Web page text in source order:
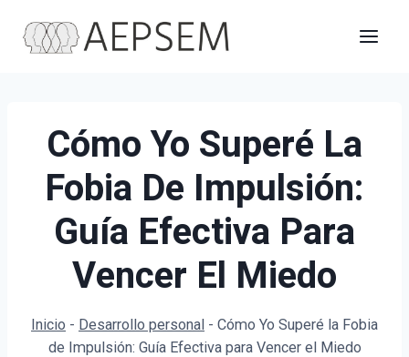
Cómo Yo Superé La
Fobia De Impulsión:
Guía Efectiva Para
Vencer El Miedo
Inicio - Desarrollo personal - Cómo Yo Superé la Fobia
de Impulsión: Guía Efectiva para Vencer el Miedo